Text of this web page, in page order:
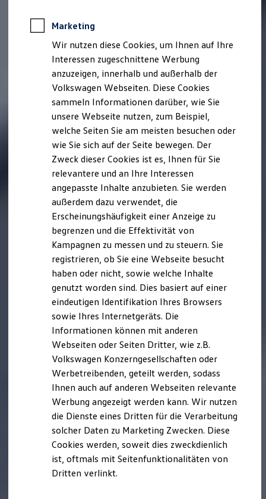
Rekuperation
Laden unterwegs
Laden Zuhause
Ladestationen finden
Ladezeitensimulator
Batterie
Sicherheit
Nachhaltigkeit
Technologie
Kosten und Kauf
Kaufoptionen
E-Auto-Förderung
Software und Konnektivität
Die ID. Software 6
ID. Software Versionen und Updates
Digitale Extras
Schnittstellen zu Ihrem ID.
Hybridautos
Marke und Erlebnis
Volkswagen R und R Experience
R-Modelle
R Experience
Driving Experience
Volkswagen entdecken
Werkbesichtigung
Lifestyle Shop
T-Roc Kollektion
Golf Kollektion
ID. Kollektion
Volkswagen Kollektion
R-Kollektion
GTI Kollektion
Fußball Drop
we drive football
#wedriveproud
Besitzer und Service
Software Updates
Service und Ersatzteile
Marketing
Wir nutzen diese Cookies, um Ihnen auf Ihre
Interessen zugeschnittene Werbung
anzuzeigen, innerhalb und außerhalb der
Volkswagen Webseiten. Diese Cookies
sammeln Informationen darüber, wie Sie
unsere Webseite nutzen, zum Beispiel,
welche Seiten Sie am meisten besuchen oder
wie Sie sich auf der Seite bewegen. Der
Zweck dieser Cookies ist es, Ihnen für Sie
relevantere und an Ihre Interessen
angepasste Inhalte anzubieten. Sie werden
außerdem dazu verwendet, die
Erscheinungshäufigkeit einer Anzeige zu
begrenzen und die Effektivität von
Kampagnen zu messen und zu steuern. Sie
registrieren, ob Sie eine Webseite besucht
haben oder nicht, sowie welche Inhalte
genutzt worden sind. Dies basiert auf einer
eindeutigen Identifikation Ihres Browsers
sowie Ihres Internetgeräts. Die
Informationen können mit anderen
Webseiten oder Seiten Dritter, wie z.B.
Volkswagen Konzerngesellschaften oder
Werbetreibenden, geteilt werden, sodass
Ihnen auch auf anderen Webseiten relevante
Werbung angezeigt werden kann. Wir nutzen
die Dienste eines Dritten für die Verarbeitung
solcher Daten zu Marketing Zwecken. Diese
Cookies werden, soweit dies zweckdienlich
ist, oftmals mit Seitenfunktionalitäten von
Dritten verlinkt.